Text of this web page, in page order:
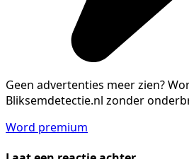
Geen advertenties meer zien?
Bliksemdetectie.nl zonder
Word premium